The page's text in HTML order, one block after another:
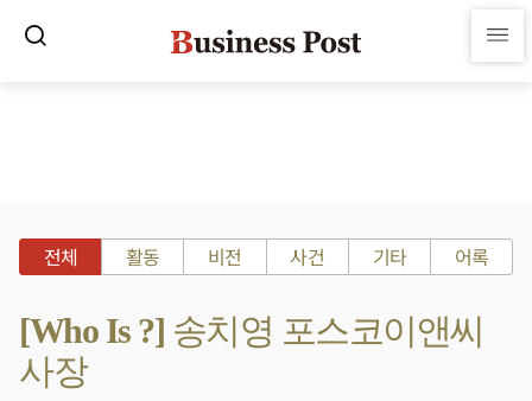
전체 활동 비전 사건 기타 어록
[Who Is ?] 송치영 포스코이앤씨
사장